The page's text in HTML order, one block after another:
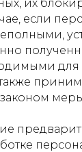
их
если
для